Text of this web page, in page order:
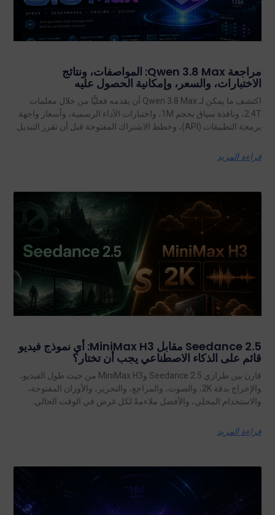
مراجعة Qwen 3.8 Max: المواصفات، ونتائج
الاختبارات، والسعر، وإمكانية الحصول عليه
اكتشف ما يمكن لـ Qwen 3.8 Max أن يقدمه فعليًّا من خلال معلمات
2.4T، ونافذة سياق بحجم 1M، واختبارات الأداء الرسمية، وأسعار واجهة
برمجة التطبيقات (API)، وخطط الاشتراك المفتوحة قبل أن تقرر التبديل.
قراءة المزيد
Seedance 2.5 مقابل MiniMax H3: أي نموذج فيديو
قائم على الذكاء الاصطناعي يجب أن تختار؟
قارن بين طرازي Seedance 2.5 وMiniMax H3 من حيث طول الفيديو،
والإخراج بدقة 2K، والصوت، والمراجع، والتحرير، والأوزان المفتوحة،
والاستخدام المحلي، والأفضل ملاءمةً لكل غرض في الوقت الحالي.
قراءة المزيد